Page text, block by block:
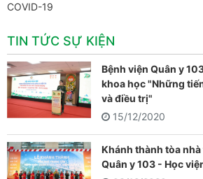
COVID-19
TIN TỨC SỰ KIỆN
Bệnh viện Quân y
khoa học "Những
và điều trị"
15/12/2020
Khánh thành tòa
Quân y 103 - Học